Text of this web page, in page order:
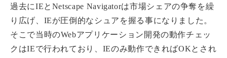
過去にIEとNetscape Navigatorは市場シェアの争奪を繰
り広げ、IEが圧倒的なシュアを握る事になりました。
そこで当時のWebアプリケーション開発の動作チェッ
クはIEで行われており、IEのみ動作できればOKとされ